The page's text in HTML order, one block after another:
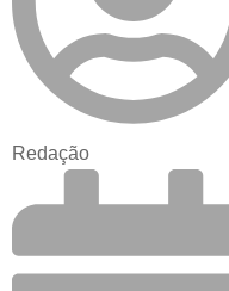
Redação